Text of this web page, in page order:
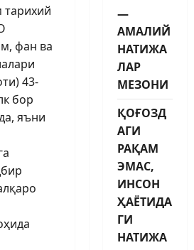
тарихий
фан ва
43-
бор
яъни
—
АМАЛИЙ
НАТИЖА
ЛАР
МЕЗОНИ
ҚОҒОЗД
АГИ
РАҚАМ
ЭМАС,
ИНСОН
ҲАЁТИДА
ГИ
НАТИЖА